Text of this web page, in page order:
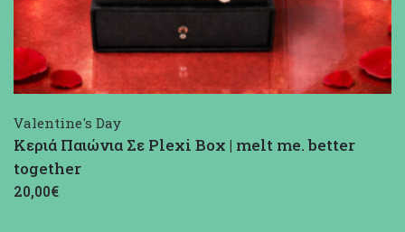
Valentine's Day
Κεριά Παιώνια Σε Plexi Box | melt me. better
together
20,00€